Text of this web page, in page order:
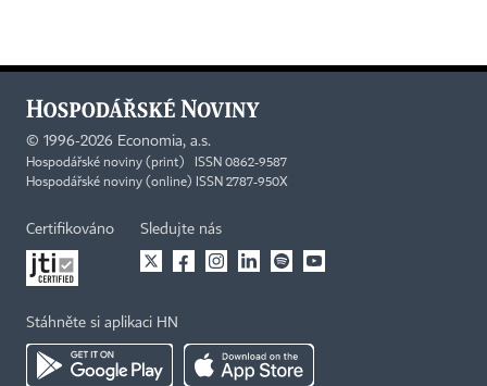
© 1996-2026 Economia, a.s.
Hospodářské noviny (print) ISSN 0862-9587
Hospodářské noviny (online) ISSN 2787-950X
Certifikováno Sledujte nás
Stáhněte si aplikaci HN